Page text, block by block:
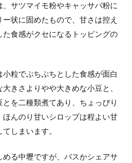
、サツマイモ粉やキャッサバ粉に
状に固めたもので、甘さは控え
食感がクセになるトッピングの
粒でぷちぷちとした食感が面白
きさよりやや大きめな小豆と、
を二種類煮てあり、ちょっぴり
んのり甘いシロップは程よい甘
しまいます。
る中壢ですが、バスかシェアサ